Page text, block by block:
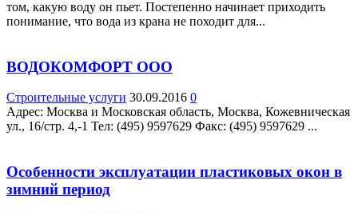
том, какую воду он пьет. Постепенно начинает приходить
понимание, что вода из крана не походит для...
ВОДОКОМФОРТ ООО
Строительные услуги 30.09.2016 0
Адрес: Москва и Московская область, Москва, Кожевническая
ул., 16/стр. 4,-1 Teл: (495) 9597629 Факс: (495) 9597629 ...
Особенности эксплуатации пластиковых окон в
зимний период